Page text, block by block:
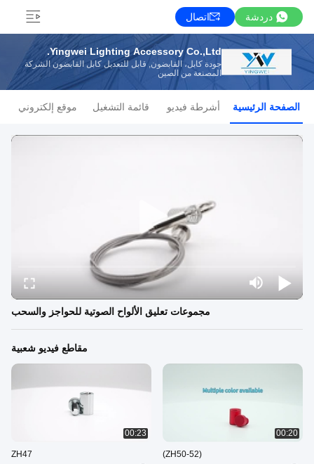
دردشة اتصال
Yingwei Lighting Accessory Co.,Ltd.
جودة كابل، القابضون, قابل للتعديل كابل القابضون الشركة
المصنعة من الصين
الصفحة الرئيسية أشرطة فيديو قائمة التشغيل موقع إلكتروني
مجموعات تعليق الألواح الصوتية للحواجز والسحب
مقاطع فيديو شعبية
00:20
(ZH50-52)
00:23
ZH47